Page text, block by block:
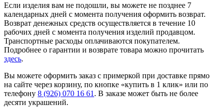
Если изделия вам не подошли, вы можете не позднее 7
календарных дней с момента получения оформить возврат.
Возврат денежных средств осуществляется в течение 10
рабочих дней с момента получения изделий продавцом.
Транспортные расходы оплачиваются покупателем.
Подробнее о гарантии и возврате товара можно прочитать
здесь.
Вы можете оформить заказ с примеркой при доставке прямо
на сайте через корзину, по кнопке «купить в 1 клик» или по
телефону 8 (926) 070 16 61 . В заказе может быть не более
десяти украшений.